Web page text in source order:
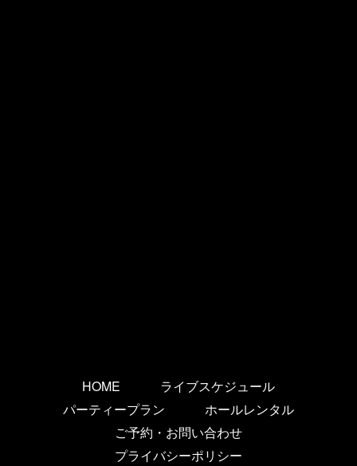
HOME
ライブスケジュール
パーティープラン
ホールレンタル
ご予約・お問い合わせ
プライバシーポリシー